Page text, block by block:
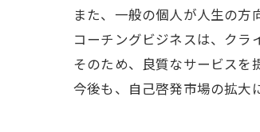
また、一般の個人が人生の方
コーチングビジネスは、クラ
そのため、良質なサービスを
今後も、自己啓発市場の拡大